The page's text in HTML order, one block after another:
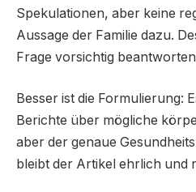
Spekulationen, aber keine
Aussage der Familie dazu.
Frage vorsichtig
Besser ist die Formulierung:
Berichte über mögliche
aber der genaue
bleibt der Artikel ehrlich und